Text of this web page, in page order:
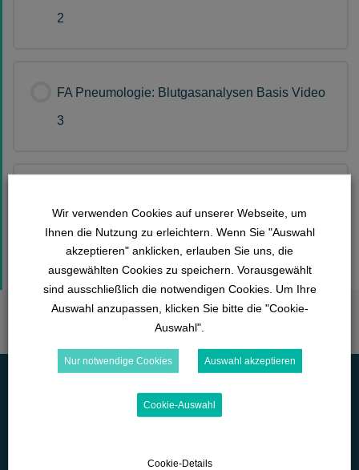
2
FA Pneumologie: Blutgasanalysen Basis Video
3
Wir verwenden Cookies auf unserer Webseite, um
Ihnen die Nutzung zu erleichtern. Wenn Sie "Auswahl
akzeptieren" anklicken, erlauben Sie uns, die
ausgewählten Cookies zu speichern. Vorausgewählt
sind ausschließlich die notwendigen Cookies. Um Ihre
Auswahl anzupassen, klicken Sie bitte die "Cookie-
Auswahl".
Nur notwendige Cookies Auswahl akzeptieren
Cookie-Auswahl
Cookie-Details